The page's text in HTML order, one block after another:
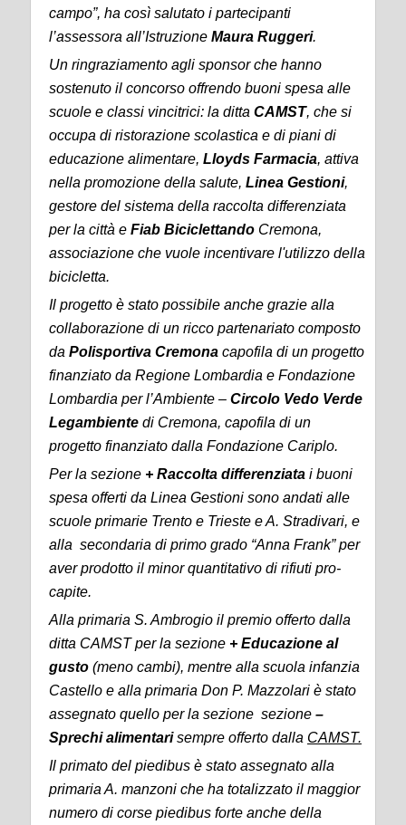
campo”, ha così salutato i partecipanti
l’assessora all’Istruzione Maura Ruggeri.
Un ringraziamento agli sponsor che hanno
sostenuto il concorso offrendo buoni spesa alle
scuole e classi vincitrici: la ditta CAMST, che si
occupa di ristorazione scolastica e di piani di
educazione alimentare, Lloyds Farmacia, attiva
nella promozione della salute, Linea Gestioni,
gestore del sistema della raccolta differenziata
per la città e Fiab Biciclettando Cremona,
associazione che vuole incentivare l'utilizzo della
bicicletta.
Il progetto è stato possibile anche grazie alla
collaborazione di un ricco partenariato composto
da Polisportiva Cremona capofila di un progetto
finanziato da Regione Lombardia e Fondazione
Lombardia per l’Ambiente – Circolo Vedo Verde
Legambiente di Cremona, capofila di un
progetto finanziato dalla Fondazione Cariplo.
Per la sezione + Raccolta differenziata i buoni
spesa offerti da Linea Gestioni sono andati alle
scuole primarie Trento e Trieste e A. Stradivari, e
alla secondaria di primo grado “Anna Frank” per
aver prodotto il minor quantitativo di rifiuti pro-
capite.
Alla primaria S. Ambrogio il premio offerto dalla
ditta CAMST per la sezione + Educazione al
gusto (meno cambi), mentre alla scuola infanzia
Castello e alla primaria Don P. Mazzolari è stato
assegnato quello per la sezione sezione –
Sprechi alimentari sempre offerto dalla CAMST.
Il primato del piedibus è stato assegnato alla
primaria A. manzoni che ha totalizzato il maggior
numero di corse piedibus forte anche della